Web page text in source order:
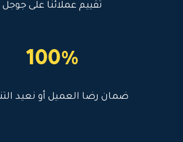
تقييم عملائنا على جوجل
100%
ضمان رضا العميل أو نعيد